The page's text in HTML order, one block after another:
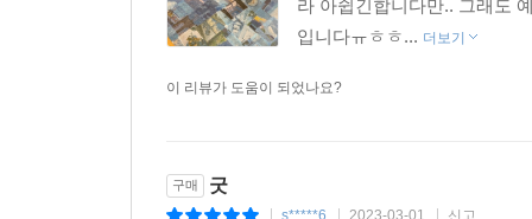
라 아쉽긴합니다만.. 그래도
입니다ㅠㅎㅎ... 더보기
이 리뷰가 도움이 되었나요?
구매 굿
s*****6 2023-03-01 신고